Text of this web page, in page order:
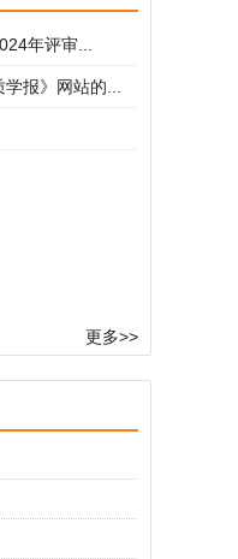
年评审...
报》网站的...
更多>>